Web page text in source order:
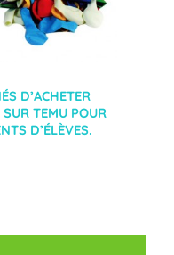
D’ACHETER
TEMU POUR
D’ÉLÈVES.